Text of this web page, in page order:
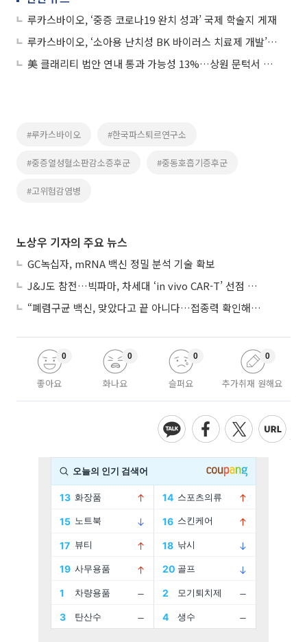
루카스바이오, ‘중증 코로나19 완치 성과’ 국제 학술지 게재
루카스바이오, ‘소아용 난치성 BK 바이러스 치료제 개발’ 국책사업 선정
美 클래리티 법안 연내 통과 가능성 13%…상원 문턱서 제동
#루카스바이오 #한국파스퇴르연구소
#중증열성혈소판감소증후군 #중동호흡기증후군
#고위험감염병
노상우 기자의 주요 뉴스
GC녹십자, mRNA 백신 정밀 분석 기술 확보
J&J도 참전…빅파마, 차세대 ‘in vivo CAR-T’ 선점 경쟁 본격화
“폐렴구균 백신, 맞았다고 끝 아니다…접종력 확인해야”
좋아요
0
화나요
0
슬퍼요
0
추가취재 원해요
0